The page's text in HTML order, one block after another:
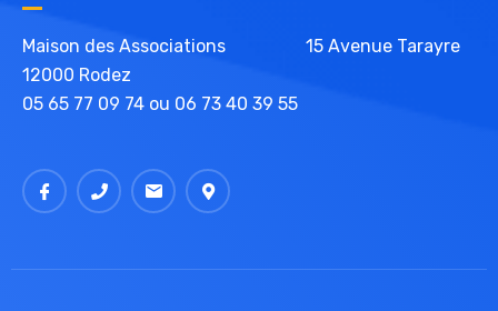
Maison des Associations 15 Avenue Tarayre
12000 Rodez
05 65 77 09 74 ou 06 73 40 39 55